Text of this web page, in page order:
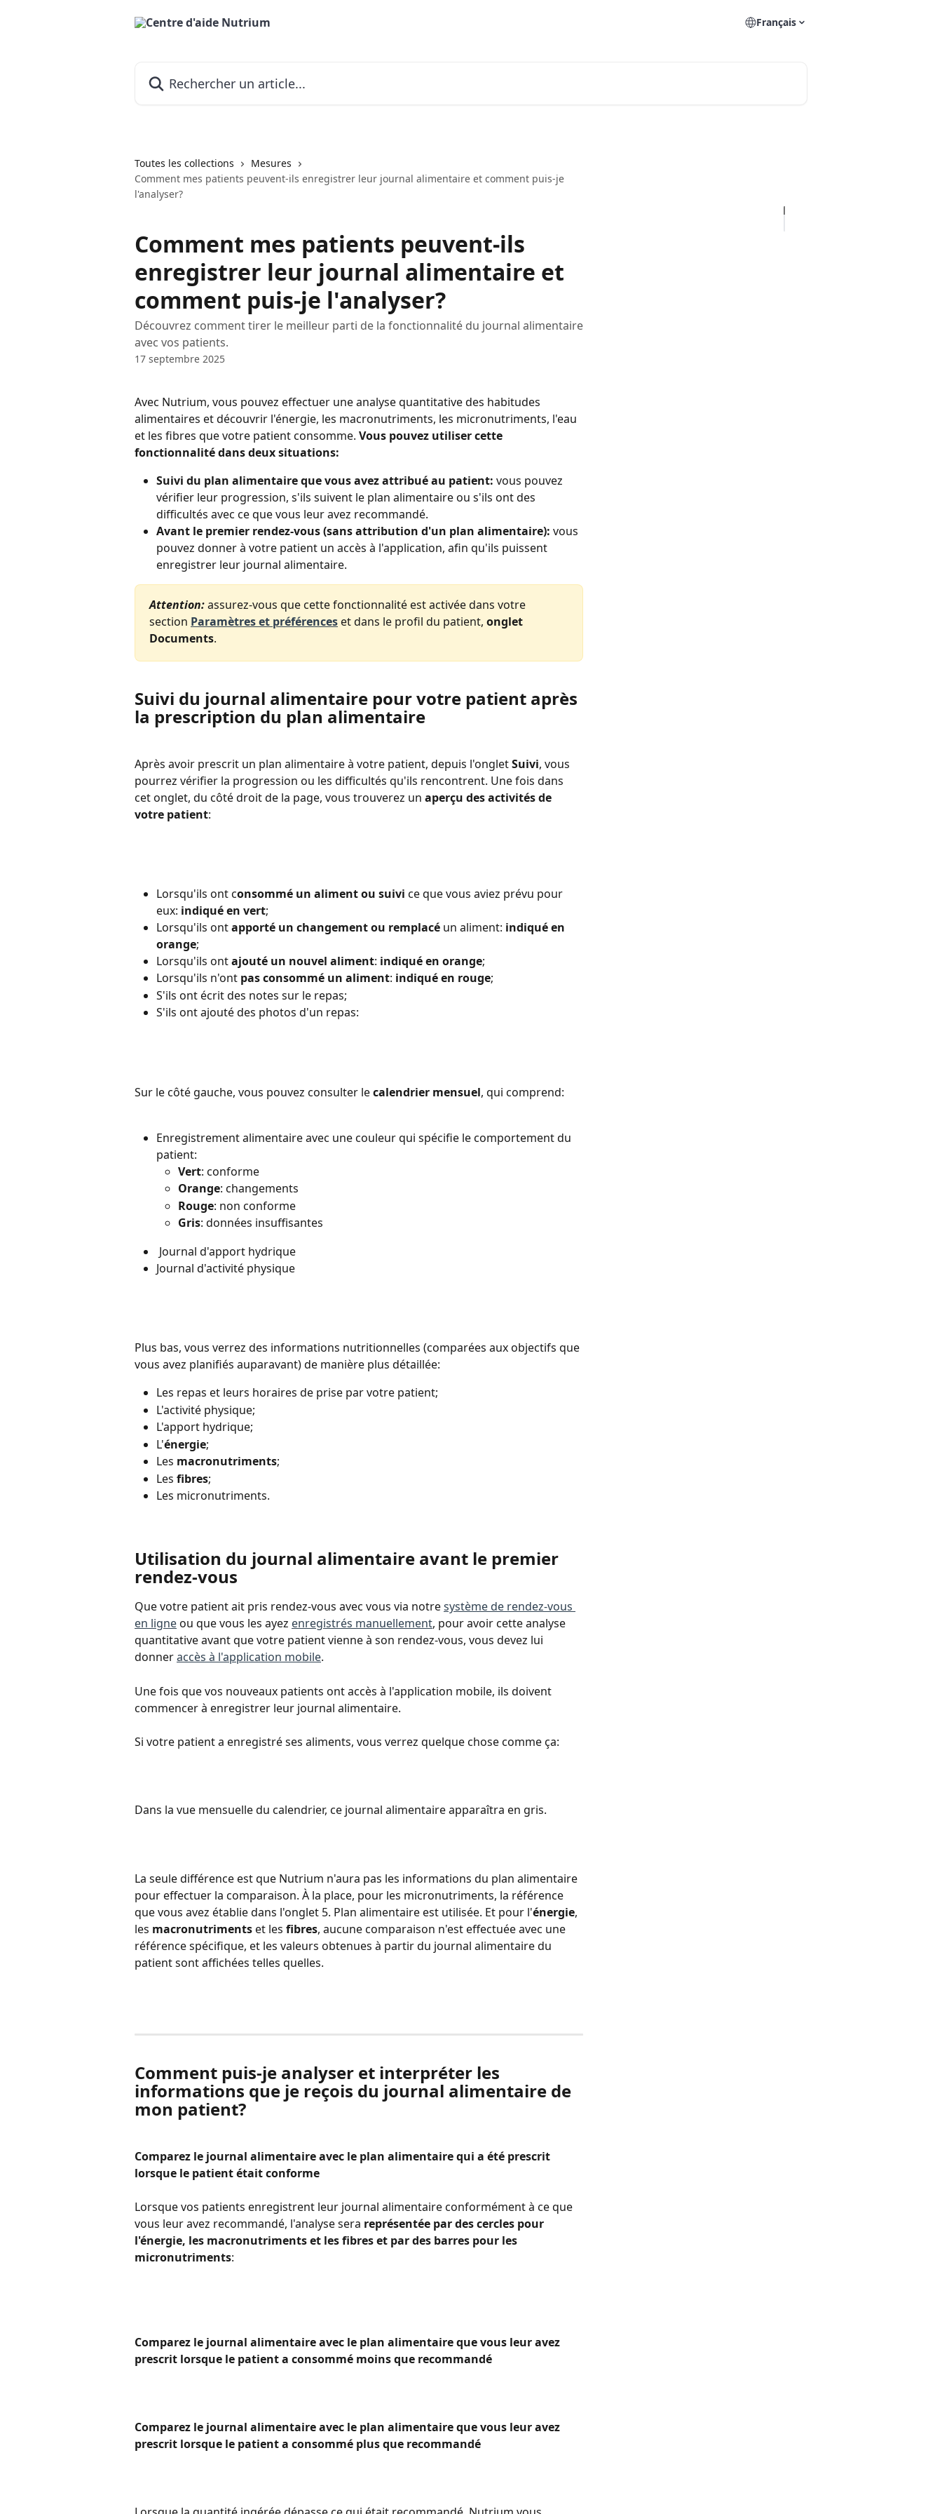
Français
Toutes les collections
Mesures
Comment mes patients peuvent-ils enregistrer leur journal alimentaire et comment puis-je
l'analyser?
Comment mes patients peuvent-ils
enregistrer leur journal alimentaire et
comment puis-je l'analyser?
Découvrez comment tirer le meilleur parti de la fonctionnalité du journal alimentaire
avec vos patients.
17 septembre 2025
Avec Nutrium, vous pouvez effectuer une analyse quantitative des habitudes
alimentaires et découvrir l'énergie, les macronutriments, les micronutriments, l'eau
et les fibres que votre patient consomme. Vous pouvez utiliser cette
fonctionnalité dans deux situations:
Suivi du plan alimentaire que vous avez attribué au patient: vous pouvez
vérifier leur progression, s'ils suivent le plan alimentaire ou s'ils ont des
difficultés avec ce que vous leur avez recommandé.
Avant le premier rendez-vous (sans attribution d'un plan alimentaire): vous
pouvez donner à votre patient un accès à l'application, afin qu'ils puissent
enregistrer leur journal alimentaire.
Attention: assurez-vous que cette fonctionnalité est activée dans votre
section Paramètres et préférences et dans le profil du patient, onglet
Documents.
Suivi du journal alimentaire pour votre patient après
la prescription du plan alimentaire
Après avoir prescrit un plan alimentaire à votre patient, depuis l'onglet Suivi, vous
pourrez vérifier la progression ou les difficultés qu'ils rencontrent. Une fois dans
cet onglet, du côté droit de la page, vous trouverez un aperçu des activités de
votre patient:
Lorsqu'ils ont consommé un aliment ou suivi ce que vous aviez prévu pour
eux: indiqué en vert;
Lorsqu'ils ont apporté un changement ou remplacé un aliment: indiqué en
orange;
Lorsqu'ils ont ajouté un nouvel aliment: indiqué en orange;
Lorsqu'ils n'ont pas consommé un aliment: indiqué en rouge;
S'ils ont écrit des notes sur le repas;
S'ils ont ajouté des photos d'un repas:
Sur le côté gauche, vous pouvez consulter le calendrier mensuel, qui comprend:
Enregistrement alimentaire avec une couleur qui spécifie le comportement du
patient:
Vert: conforme
Orange: changements
Rouge: non conforme
Gris: données insuffisantes
Journal d'apport hydrique
Journal d'activité physique
Plus bas, vous verrez des informations nutritionnelles (comparées aux objectifs que
vous avez planifiés auparavant) de manière plus détaillée:
Les repas et leurs horaires de prise par votre patient;
L'activité physique;
L'apport hydrique;
L'énergie;
Les macronutriments;
Les fibres;
Les micronutriments.
Utilisation du journal alimentaire avant le premier
rendez-vous
Que votre patient ait pris rendez-vous avec vous via notre système de rendez-vous
en ligne ou que vous les ayez enregistrés manuellement, pour avoir cette analyse
quantitative avant que votre patient vienne à son rendez-vous, vous devez lui
donner accès à l'application mobile.
Une fois que vos nouveaux patients ont accès à l'application mobile, ils doivent
commencer à enregistrer leur journal alimentaire.
Si votre patient a enregistré ses aliments, vous verrez quelque chose comme ça:
Dans la vue mensuelle du calendrier, ce journal alimentaire apparaîtra en gris.
La seule différence est que Nutrium n'aura pas les informations du plan alimentaire
pour effectuer la comparaison. À la place, pour les micronutriments, la référence
que vous avez établie dans l'onglet 5. Plan alimentaire est utilisée. Et pour l'énergie,
les macronutriments et les fibres, aucune comparaison n'est effectuée avec une
référence spécifique, et les valeurs obtenues à partir du journal alimentaire du
patient sont affichées telles quelles.
Comment puis-je analyser et interpréter les
informations que je reçois du journal alimentaire de
mon patient?
Comparez le journal alimentaire avec le plan alimentaire qui a été prescrit
lorsque le patient était conforme
Lorsque vos patients enregistrent leur journal alimentaire conformément à ce que
vous leur avez recommandé, l'analyse sera représentée par des cercles pour
l'énergie, les macronutriments et les fibres et par des barres pour les
micronutriments:
Comparez le journal alimentaire avec le plan alimentaire que vous leur avez
prescrit lorsque le patient a consommé moins que recommandé
Comparez le journal alimentaire avec le plan alimentaire que vous leur avez
prescrit lorsque le patient a consommé plus que recommandé